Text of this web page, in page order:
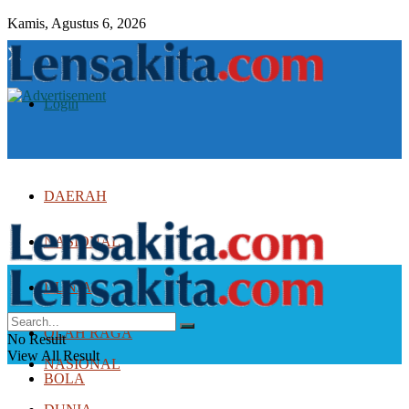
Kamis, Agustus 6, 2026
Login
DAERAH
NASIONAL
DUNIA
OLAH RAGA
BOLA
DAERAH
NASIONAL
No Result
View All Result